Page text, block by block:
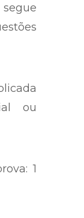
ou
1